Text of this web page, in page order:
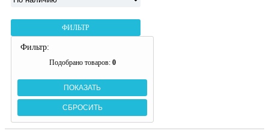
ФИЛЬТР
Фильтр:
Подобрано товаров: 0